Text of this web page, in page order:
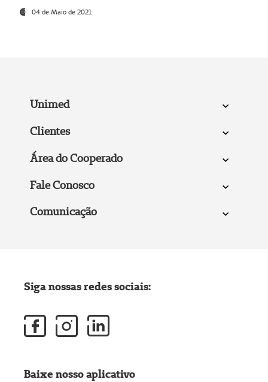
04 de Maio de 2021
Unimed
Clientes
Área do Cooperado
Fale Conosco
Comunicação
Siga nossas redes sociais:
Baixe nosso aplicativo